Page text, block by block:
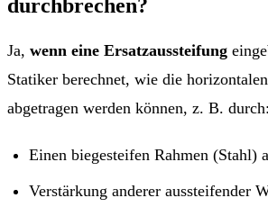
durchbrechen?
Ja, wenn eine Ersatzaussteifung
Statiker berechnet, wie die
abgetragen werden können, z. B. durch:
Einen biegesteifen Rahmen (Stahl)
Verstärkung anderer aussteifender